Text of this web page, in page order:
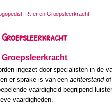
ingezet door specialisten in de
er sprake is van een
of
vaardigheid begrijpend
vaardigheden.